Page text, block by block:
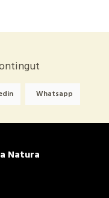
Whatsapp
Natura